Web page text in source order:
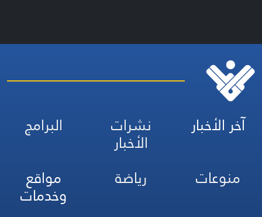
آخر الأخبار نشرات
الأخبار
البرامج
منوعات
رياضة مواقع
وخدمات